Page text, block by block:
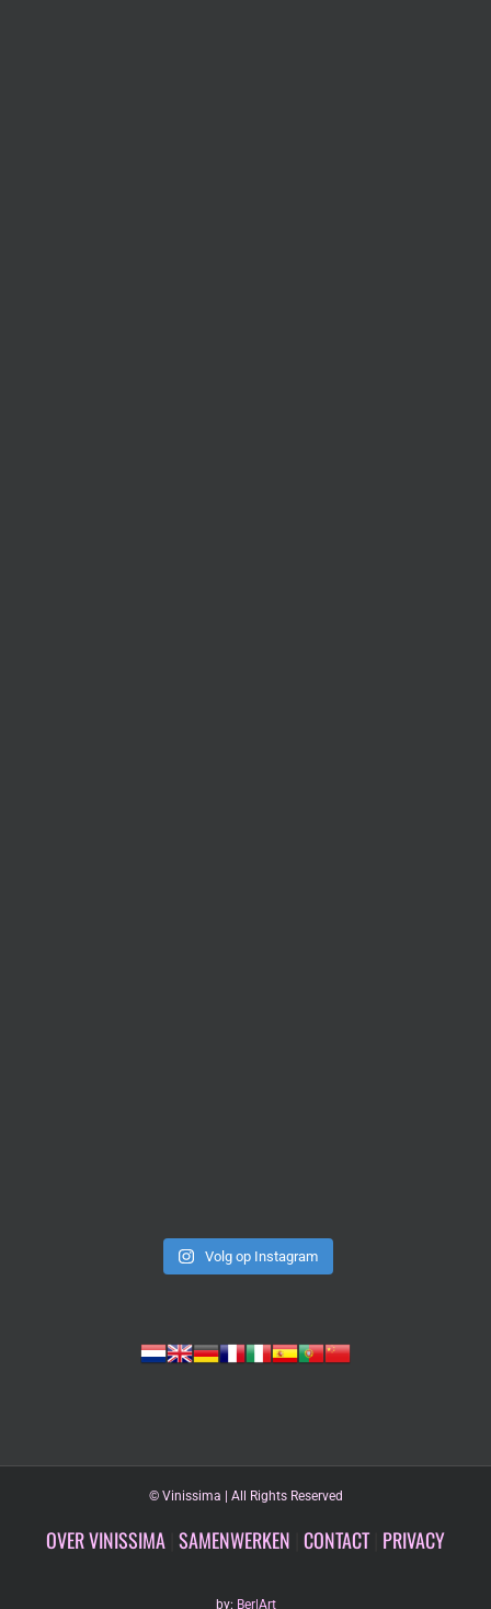
Volg op Instagram
© Vinissima | All Rights Reserved
OVER VINISSIMA SAMENWERKEN CONTACT| PRIVACY
by: Ber|Art